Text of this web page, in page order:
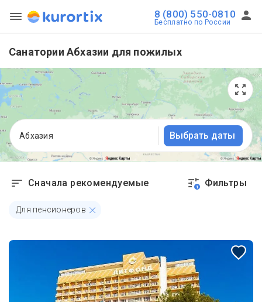
8 (800) 550-0810
Бесплатно по России
Санатории Абхазии для пожилых
Абхазия Выбрать даты
Сначала рекомендуемые 1 Фильтры
Для пенсионеров